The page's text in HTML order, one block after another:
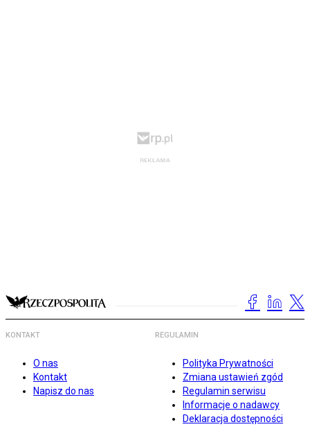
KONTAKT
O nas
Kontakt
Napisz do nas
REGULAMIN
Polityka Prywatności
Zmiana ustawień zgód
Regulamin serwisu
Informacje o nadawcy
Deklaracja dostępności